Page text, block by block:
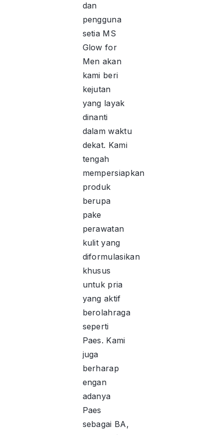
dan
pengguna
setia MS
Glow for
Men akan
kami beri
kejutan
yang layak
dinanti
dalam waktu
dekat. Kami
tengah
mempersiapkan
produk
berupa
pake
perawatan
kulit yang
diformulasikan
khusus
untuk pria
yang aktif
berolahraga
seperti
Paes. Kami
juga
berharap
engan
adanya
Paes
sebagai BA,